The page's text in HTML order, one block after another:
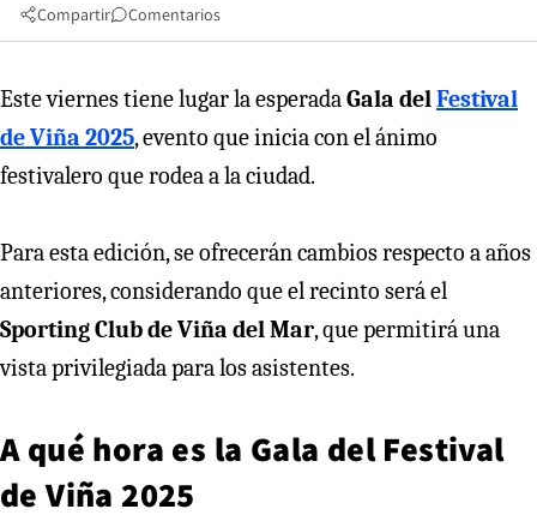
Compartir Comentarios
Este viernes tiene lugar la esperadaGala delFestival
de Viña 2025, evento que inicia con el ánimo
festivalero que rodea a la ciudad.
Para esta edición, se ofrecerán cambios respecto a años
anteriores, considerando que el recinto será el
Sporting Club de Viña del Mar, que permitirá una
vista privilegiada para los asistentes.
A qué hora es la Gala del Festival
de Viña 2025